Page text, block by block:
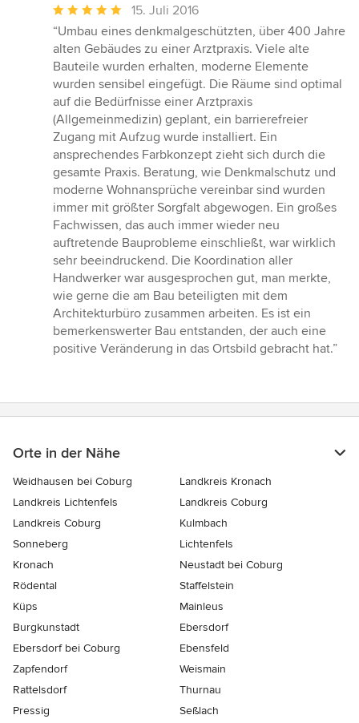
Durchschnittliche
Bewertung:
5
von
5
Sternen
15. Juli 2016
“Umbau eines denkmalgeschützten, über 400 Jahre
alten Gebäudes zu einer Arztpraxis. Viele alte
Bauteile wurden erhalten, moderne Elemente
wurden sensibel eingefügt. Die Räume sind optimal
auf die Bedürfnisse einer Arztpraxis
(Allgemeinmedizin) geplant, ein barrierefreier
Zugang mit Aufzug wurde installiert. Ein
ansprechendes Farbkonzept zieht sich durch die
gesamte Praxis. Beratung, wie Denkmalschutz und
moderne Wohnansprüche vereinbar sind wurden
immer mit größter Sorgfalt abgewogen. Ein großes
Fachwissen, das auch immer wieder neu
auftretende Bauprobleme einschließt, war wirklich
sehr beeindruckend. Die Koordination aller
Handwerker war ausgesprochen gut, man merkte,
wie gerne die am Bau beteiligten mit dem
Architekturbüro zusammen arbeiten. Es ist ein
bemerkenswerter Bau entstanden, der auch eine
positive Veränderung in das Ortsbild gebracht hat.”
Orte in der Nähe
Weidhausen bei Coburg
Landkreis Kronach
Landkreis Lichtenfels
Landkreis Coburg
Landkreis Coburg
Kulmbach
Sonneberg
Lichtenfels
Kronach
Neustadt bei Coburg
Rödental
Staffelstein
Küps
Mainleus
Burgkunstadt
Ebersdorf
Ebersdorf bei Coburg
Ebensfeld
Zapfendorf
Weismain
Rattelsdorf
Thurnau
Pressig
Seßlach